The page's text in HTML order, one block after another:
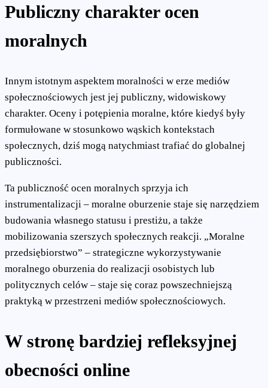
Publiczny charakter ocen
moralnych
Innym istotnym aspektem moralności w erze mediów
społecznościowych jest jej publiczny, widowiskowy
charakter. Oceny i potępienia moralne, które kiedyś były
formułowane w stosunkowo wąskich kontekstach
społecznych, dziś mogą natychmiast trafiać do globalnej
publiczności.
Ta publiczność ocen moralnych sprzyja ich
instrumentalizacji – moralne oburzenie staje się narzędziem
budowania własnego statusu i prestiżu, a także
mobilizowania szerszych społecznych reakcji. „Moralne
przedsiębiorstwo” – strategiczne wykorzystywanie
moralnego oburzenia do realizacji osobistych lub
politycznych celów – staje się coraz powszechniejszą
praktyką w przestrzeni mediów społecznościowych.
W stronę bardziej refleksyjnej
obecności online